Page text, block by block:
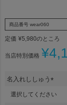
商品番号 wear060
定価 ¥5,980のところ
当店特別価格 ¥
名入れししゅう
(